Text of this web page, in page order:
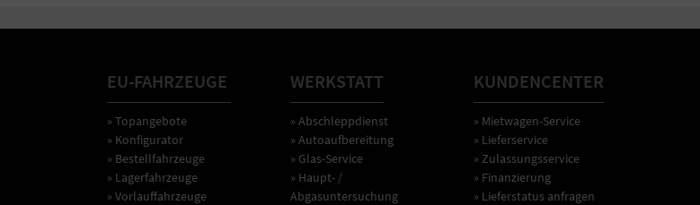
EU-FAHRZEUGE
» Topangebote
» Konfigurator
» Bestellfahrzeuge
» Lagerfahrzeuge
» Vorlauffahrzeuge
WERKSTATT
» Abschleppdienst
» Autoaufbereitung
» Glas-Service
» Haupt- /
Abgasuntersuchung
KUNDENCENTER
» Mietwagen-Service
» Lieferservice
» Zulassungsservice
» Finanzierung
» Lieferstatus anfragen